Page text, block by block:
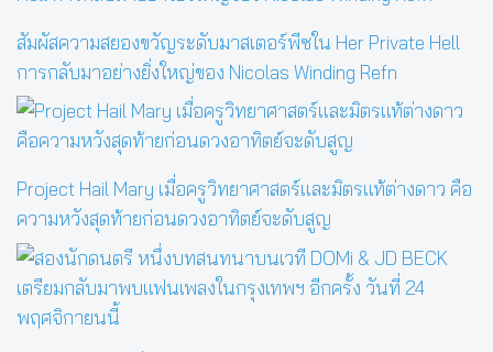
สัมผัสความสยองขวัญระดับมาสเตอร์พีซใน Her Private Hell
การกลับมาอย่างยิ่งใหญ่ของ Nicolas Winding Refn
Project Hail Mary เมื่อครูวิทยาศาสตร์และมิตรแท้ต่างดาว คือ
ความหวังสุดท้ายก่อนดวงอาทิตย์จะดับสูญ